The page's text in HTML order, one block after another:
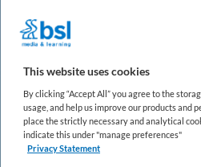
Functiegebied
This website uses cookies
By clicking “Accept All” you agree to the
usage, and help us improve our products and
place the strictly necessary and analytical
indicate this under "manage preferences"
Privacy Statement